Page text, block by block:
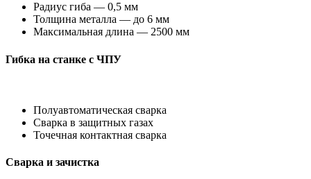
Радиус гиба — 0,5 мм
Толщина металла — до 6 мм
Максимальная длина — 2500 мм
Гибка на станке с ЧПУ
Полуавтоматическая сварка
Сварка в защитных газах
Точечная контактная сварка
Сварка и зачистка